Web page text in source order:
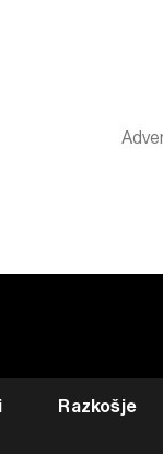
Razkošje